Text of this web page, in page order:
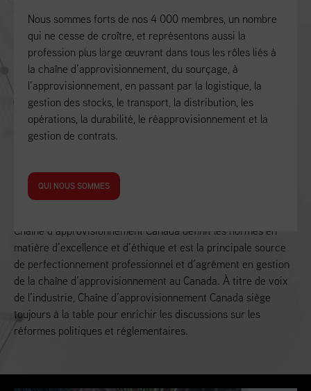
Alimenter la croissance économique du Canada
Chaîne d’approvisionnement Canada définit les normes en
matière d’excellence et d’éthique et est la principale source
de perfectionnement professionnel et d’agrément en gestion
de la chaîne d’approvisionnement au Canada. À titre de voix
de l’industrie, Chaîne d’approvisionnement Canada siège
toujours à la table pour enrichir les discussions sur les
réformes politiques et réglementaires.
Nous sommes forts de nos 4 000 membres, un nombre
qui ne cesse de croître, et représentons aussi la
profession plus large œuvrant dans tous les rôles liés à
la chaîne d’approvisionnement, du sourçage, à
l’approvisionnement, en passant par la logistique, la
gestion des stocks, le transport, la distribution, les
opérations, la durabilité, le réapprovisionnement et la
gestion de contrats.
QUI NOUS SOMMES